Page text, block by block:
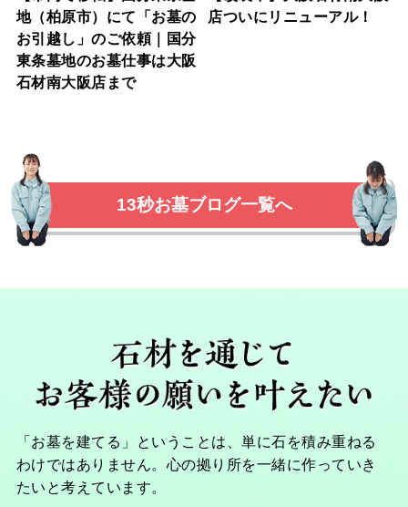
地（柏原市）にて「お墓の
お引越し」のご依頼｜国分
東条墓地のお墓仕事は大阪
石材南大阪店まで
店ついにリニューアル！
13秒お墓ブログ一覧へ
「お墓を建てる」ということは、単に石を積み重ねる
わけではありません。心の拠り所を一緒に作っていき
たいと考えています。